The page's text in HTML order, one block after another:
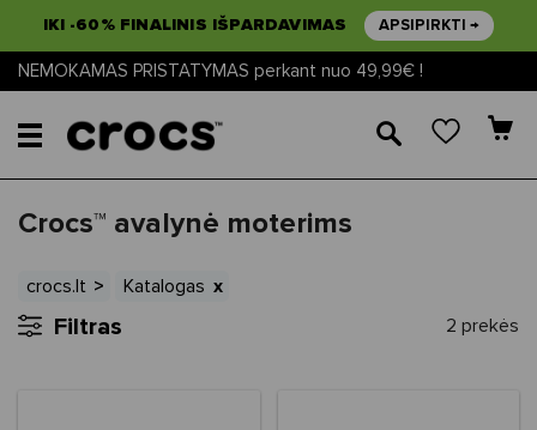
IKI -60% FINALINIS IŠPARDAVIMAS APSIPIRKTI →
NEMOKAMAS PRISTATYMAS perkant nuo 49,99€ !
🔎
Crocs™ avalynė moterims
crocs.lt Katalogas
Filtras 2 prekės